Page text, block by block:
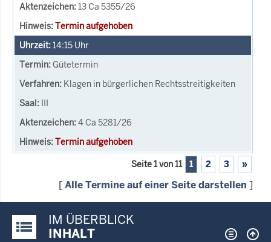
13 Ca 5355/26
Termin aufgehoben
14:15 Uhr
Gütetermin
Klagen in bürgerlichen Rechtsstreitigkeiten
III
4 Ca 5281/26
Termin aufgehoben
Seite 1 von 11 1 2 3 »
[Alle Termine auf einer Seite darstellen ]
Justiz-Portal im Überblick:
IM ÜBERBLICK
INHALT